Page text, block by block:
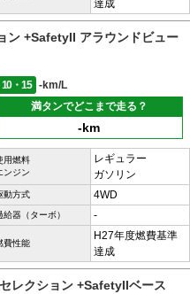
達成
ン +SafetyII アラウンドビュー
10・15
-km/L
満タンでどこまで走る？
-km
用燃料
ンジン
レギュラー
ガソリン
動方式 4WD
給器（ターボ） -
費性能
H27年度燃費基準
達成
レクション +SafetyIIベース